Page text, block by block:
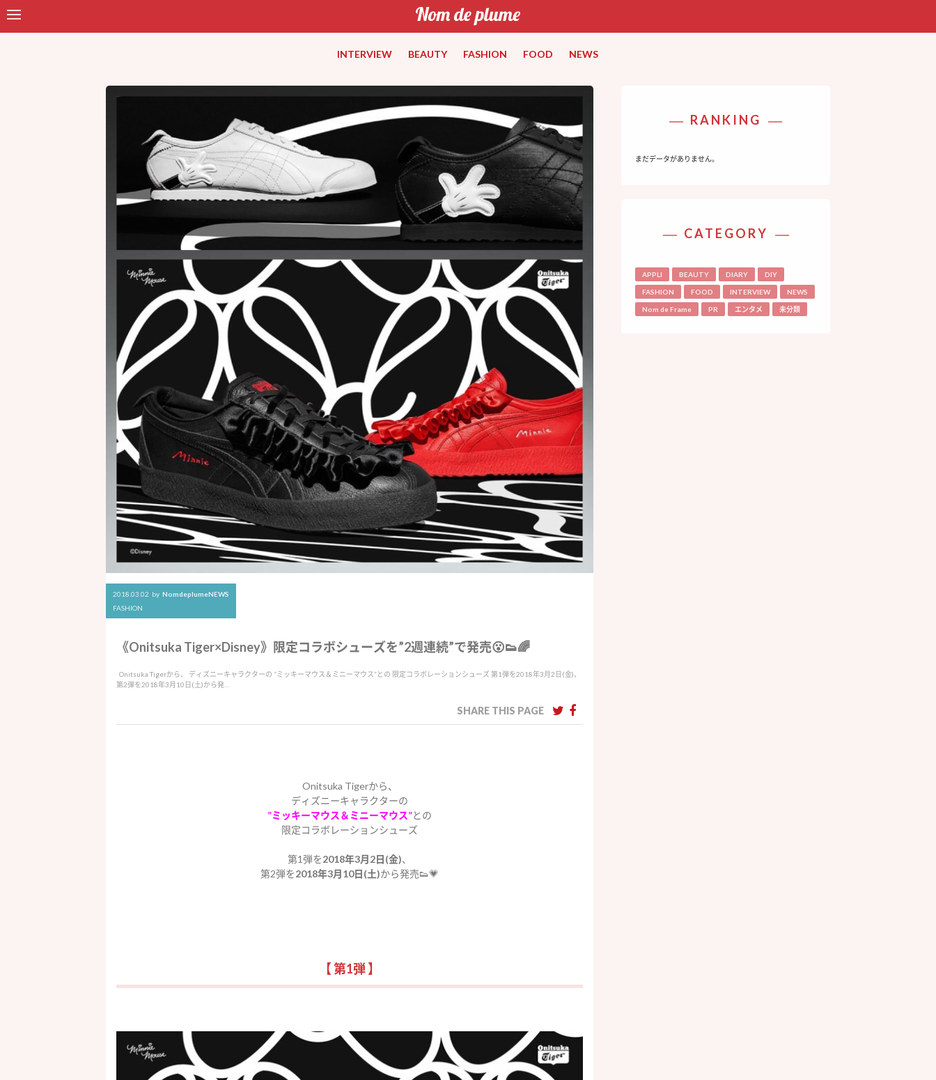
INTERVIEW BEAUTY FASHION FOOD NEWS
2018.03.02 by NomdeplumeNEWS
FASHION
《Onitsuka Tiger×Disney》限定コラボシューズを”2週連続”で発売😮👟🌈
Onitsuka Tigerから、 ディズニーキャラクターの ”ミッキーマウス＆ミニーマウス”との 限定コラボレーションシューズ 第1弾を2018年3月2日(金)、
第2弾を2018年3月10日(土)から発…
SHARE THIS PAGE
Onitsuka Tigerから、
ディズニーキャラクターの
”ミッキーマウス＆ミニーマウス”との
限定コラボレーションシューズ
第1弾を2018年3月2日(金)、
第2弾を2018年3月10日(土)から発売👟💗
【 第1弾 】
RANKING
まだデータがありません。
CATEGORY
APPLI BEAUTY DIARY DIY
FASHION FOOD INTERVIEW NEWS
Nom de Frame PR エンタメ 未分類